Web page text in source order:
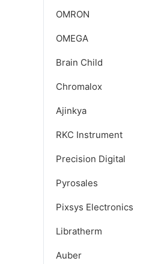
OMRON
OMEGA
Brain Child
Chromalox
Ajinkya
RKC Instrument
Precision Digital
Pyrosales
Pixsys Electronics
Libratherm
Auber